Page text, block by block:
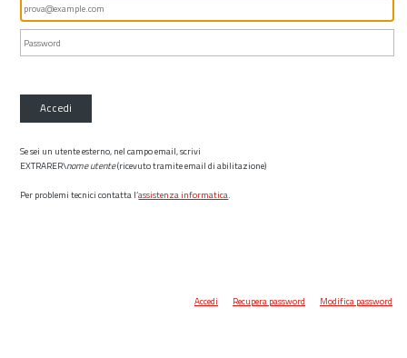
Accedi
Se sei un utente esterno, nel campo email, scrivi
EXTRARER\nome utente(ricevuto tramite email di abilitazione)
Per problemi tecnici contatta l’assistenza informatica.
Accedi Recupera password Modifica password